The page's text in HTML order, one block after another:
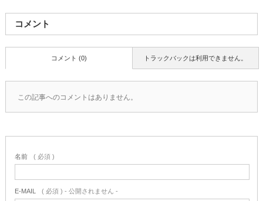
コメント
トラックバックは利用できません。
コメント (0)
この記事へのコメントはありません。
名前 ( 必須 )
E-MAIL ( 必須 ) - 公開されません -